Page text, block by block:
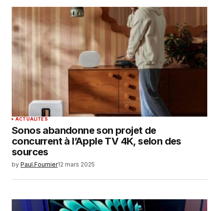
ACTUALITÉS
Sonos abandonne son projet de
concurrent à l’Apple TV 4K, selon des
sources
by Paul.Fournier12 mars 2025